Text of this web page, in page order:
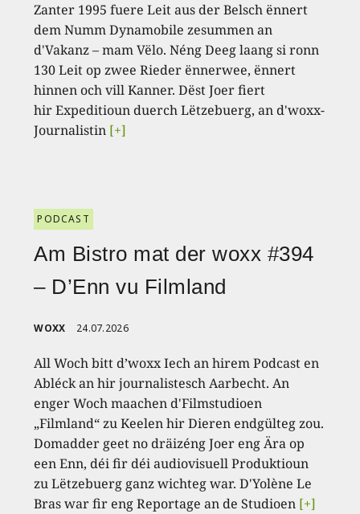
Zanter 1995 fuere Leit aus der Belsch ënnert
dem Numm Dynamobile zesummen an
d'Vakanz – mam Vëlo. Néng Deeg laang si ronn
130 Leit op zwee Rieder ënnerwee, ënnert
hinnen och vill Kanner. Dëst Joer fiert
hir Expeditioun duerch Lëtzebuerg, an d'woxx-
Journalistin [+]
PODCAST
Am Bistro mat der woxx #394
– D’Enn vu Filmland
WOXX 24.07.2026
All Woch bitt d’woxx Iech an hirem Podcast en
Abléck an hir journalistesch Aarbecht. An
enger Woch maachen d'Filmstudioen
„Filmland“ zu Keelen hir Dieren endgülteg zou.
Domadder geet no dräizéng Joer eng Ära op
een Enn, déi fir déi audiovisuell Produktioun
zu Lëtzebuerg ganz wichteg war. D'Yolène Le
Bras war fir eng Reportage an de Studioen [+]